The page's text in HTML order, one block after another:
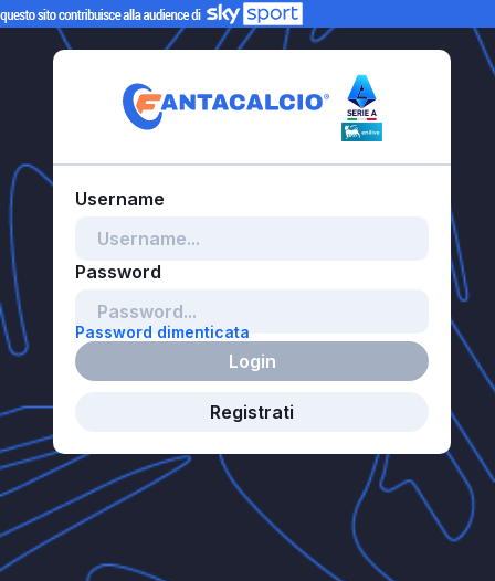
Password dimenticata
Login
Registrati